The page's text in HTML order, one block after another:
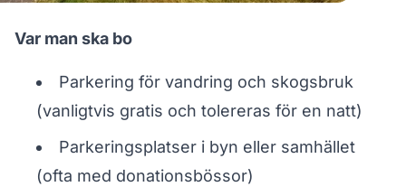
Var man ska bo
Parkering för vandring och skogsbruk
(vanligtvis gratis och tolereras för en natt)
Parkeringsplatser i byn eller samhället
(ofta med donationsbössor)